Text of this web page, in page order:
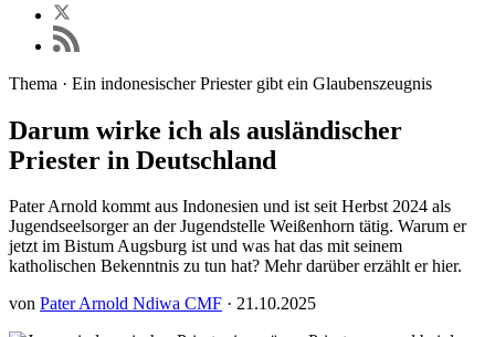
Thema · Ein indonesischer Priester gibt ein Glaubenszeugnis
Darum wirke ich als ausländischer
Priester in Deutschland
Pater Arnold kommt aus Indonesien und ist seit Herbst 2024 als
Jugendseelsorger an der Jugendstelle Weißenhorn tätig. Warum er
jetzt im Bistum Augsburg ist und was hat das mit seinem
katholischen Bekenntnis zu tun hat? Mehr darüber erzählt er hier.
von Pater Arnold Ndiwa CMF · 21.10.2025